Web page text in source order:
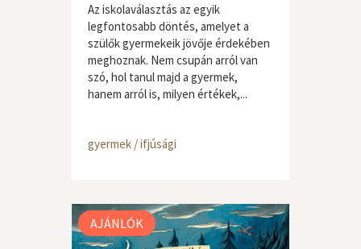
Az iskolaválasztás az egyik
legfontosabb döntés, amelyet a
szülők gyermekeik jövője érdekében
meghoznak. Nem csupán arról van
szó, hol tanul majd a gyermek,
hanem arról is, milyen értékek,...
gyermek / ifjúsági
AJÁNLÓK